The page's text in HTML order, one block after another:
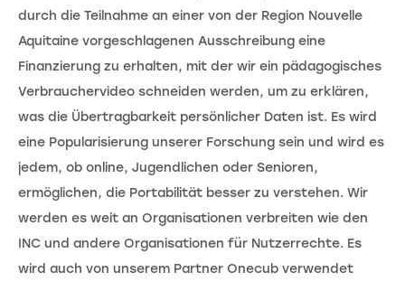
durch die Teilnahme an einer von der Region Nouvelle
Aquitaine vorgeschlagenen Ausschreibung eine
Finanzierung zu erhalten, mit der wir ein pädagogisches
Verbrauchervideo schneiden werden, um zu erklären,
was die Übertragbarkeit persönlicher Daten ist. Es wird
eine Popularisierung unserer Forschung sein und wird es
jedem, ob online, Jugendlichen oder Senioren,
ermöglichen, die Portabilität besser zu verstehen. Wir
werden es weit an Organisationen verbreiten wie den
INC und andere Organisationen für Nutzerrechte. Es
wird auch von unserem Partner Onecub verwendet